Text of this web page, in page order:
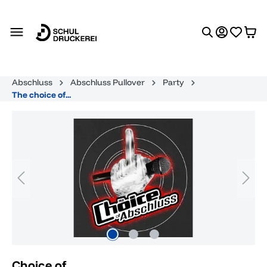
Abschluss Abschluss Pullover
Party
The choice of...
Bildergalerie überspringen